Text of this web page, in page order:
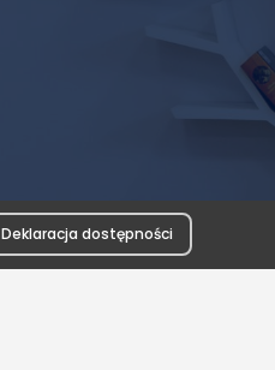
Deklaracja dostępności